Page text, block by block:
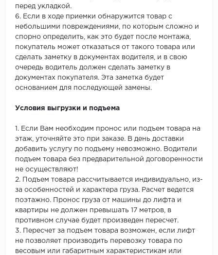
перед укладкой.
6. Если в ходе приемки обнаружится товар с
небольшими повреждениями, по которым сложно и
спорно определить, как это будет после монтажа,
покупатель может отказаться от такого товара или
сделать заметку в документах водителя, и в свою
очередь водитель должен сделать заметку в
документах покупателя. Эта заметка будет
основанием для последующей замены.
Условия выгрузки и подъема
1. Если Вам необходим пронос или подъем товара на
этаж, уточняйте это при заказе. В день доставки
добавить услугу по подъему невозможно. Водители
подъем товара без предварительной договоренности
не осуществляют!
2. Подъем товара рассчитывается индивидуально, из-
за особенностей и характера груза. Расчет ведется
поэтажно. Пронос груза от машины до лифта и
квартиры не должен превышать 17 метров, в
противном случае будет произведен пересчет.
3. Пересчет за подъем товара возможен, если лифт
не позволяет производить перевозку товара по
весовым или габаритным характеристикам или